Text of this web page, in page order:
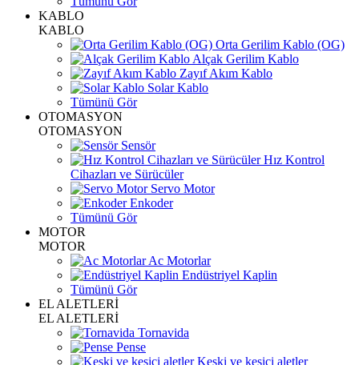
KABLO
KABLO
Orta Gerilim Kablo (OG)
Alçak Gerilim Kablo
Zayıf Akım Kablo
Solar Kablo
Tümünü Gör
OTOMASYON
OTOMASYON
Sensör
Hız Kontrol
Cihazları ve Sürücüler
Servo Motor
Enkoder
Tümünü Gör
MOTOR
MOTOR
Ac Motorlar
Endüstriyel Kaplin
Tümünü Gör
EL ALETLERİ
EL ALETLERİ
Tornavida
Pense
Keski ve kesici aletler